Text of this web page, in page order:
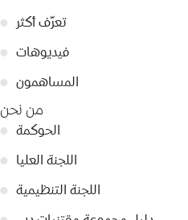
●
تعرّف أكثر
● فيديوهات
● المساهمون
من نحن
● الحوكمة
● اللجنة العليا
● اللجنة التنظيمية